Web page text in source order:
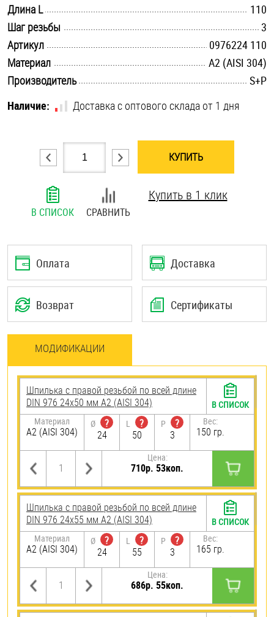
Стопорные кольца
Такелаж
Хомуты
Шайбы
Шпильки
Шплинты
Штифты и пальцы
Длина L
110
Шаг резьбы
3
Артикул
0976224 110
Материал
А2 (AISI 304)
Производитель
S+P
Наличие:
Доставка с оптового склада от 1 дня
КУПИТЬ
В СПИСОК СРАВНИТЬ
Купить в 1 клик
Оплата Доставка
Возврат Сертификаты
МОДИФИКАЦИИ
Шпилька с правой резьбой по всей длине
DIN 976 24х50 мм А2 (AISI 304)
Материал
А2 (AISI 304)
Ø
?
24
L
?
50
P
?
3
Вес:
150 гр.
Цена:
710р. 53коп.
В СПИСОК
Шпилька с правой резьбой по всей длине
DIN 976 24х55 мм А2 (AISI 304)
Материал
А2 (AISI 304)
Ø
?
24
L
?
55
P
?
3
Вес:
165 гр.
Цена:
686р. 55коп.
В СПИСОК